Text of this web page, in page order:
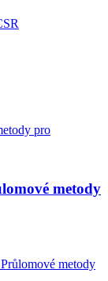
metody
metody